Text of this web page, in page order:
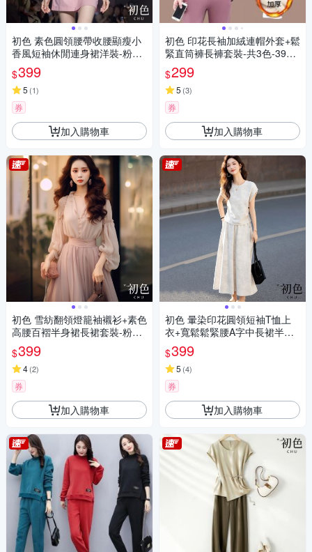
初色 素色圓領腰帶收腰顯瘦小
香風短袖休閒連身裙洋裝-粉紅
色-34913(M-XL可選)
$399
5 (1)
券
加入購物車
初色 雪紡翻領燈籠袖襯衫+素色
高腰百褶半身裙長裙套裝-粉紅
色-30706(M-XL可選)
$399
4(2)
券
加入購物車
初色 印花長袖加絨連帽外套+鬆
緊直筒褲長褲套裝-共3色-3965
7(M-3XL可選)
$299
5 (3)
券
加入購物車
初色 暈染印花圓領短袖T恤上
衣+寬鬆鬆緊腰A字中長裙半身
裙套裝-花灰色-11279(M-XL可
選)
$399
5 (4)
券
加入購物車